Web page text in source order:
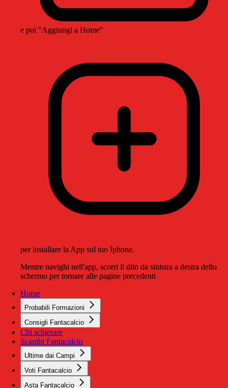
e poi "Aggiungi a Home"
per installare la App sul tuo Iphone.
Mentre navighi nell'app, scorri il dito da sinistra a destra dello
schermo per tornare alle pagine precedenti
Home
Probabili Formazioni
Consigli Fantacalcio
Chi schierare
Scambi Fantacalcio
Ultime dai Campi
Voti Fantacalcio
Asta Fantacalcio